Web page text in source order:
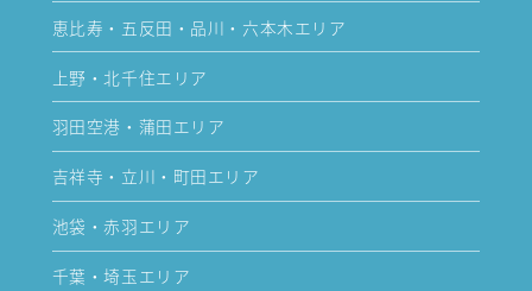
恵比寿・五反田・品川・六本木エリア
上野・北千住エリア
羽田空港・蒲田エリア
吉祥寺・立川・町田エリア
池袋・赤羽エリア
千葉・埼玉エリア